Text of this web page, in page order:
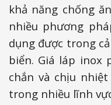
khả năng chống
nhiều phương
dụng được trong
biển. Giá láp inox
chắn và chịu
trong nhiều lĩnh